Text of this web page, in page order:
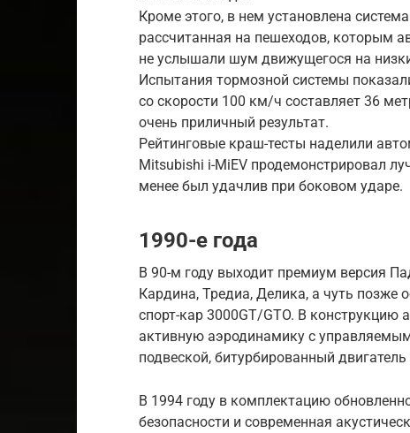
Кроме этого, в нем установлена
рассчитанная на пешеходов, которым
не услышали шум движущегося на
Испытания тормозной системы
со скорости 100 км/ч составляет 36
очень приличный результат.
Рейтинговые краш-тесты наделили
Mitsubishi i-MiEV продемонстрировал
менее был удачлив при боковом ударе.
1990-е года
В 90-м году выходит премиум версия
Кардина, Тредиа, Делика, а чуть позже
спорт-кар 3000GT/GTO. В конструкцию
активную аэродинамику с
подвеской, битурбированный
В 1994 году в комплектацию
безопасности и современная